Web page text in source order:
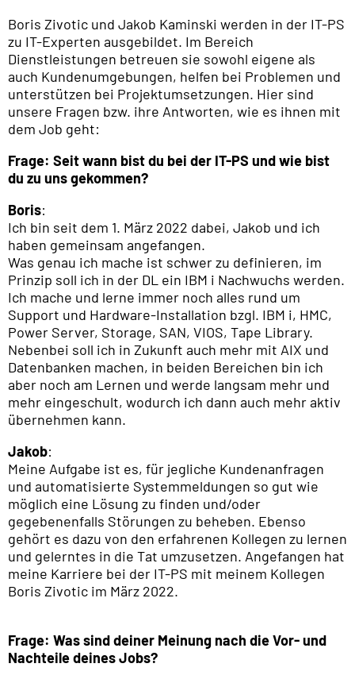
Boris Zivotic und Jakob Kaminski werden in der IT-PS
zu IT-Experten ausgebildet. Im Bereich
Dienstleistungen betreuen sie sowohl eigene als
auch Kundenumgebungen, helfen bei Problemen und
unterstützen bei Projektumsetzungen. Hier sind
unsere Fragen bzw. ihre Antworten, wie es ihnen mit
dem Job geht:
Frage: Seit wann bist du bei der IT-PS und wie bist
du zu uns gekommen?
Boris:
Ich bin seit dem 1. März 2022 dabei, Jakob und ich
haben gemeinsam angefangen.
Was genau ich mache ist schwer zu definieren, im
Prinzip soll ich in der DL ein IBM i Nachwuchs werden.
Ich mache und lerne immer noch alles rund um
Support und Hardware-Installation bzgl. IBM i, HMC,
Power Server, Storage, SAN, VIOS, Tape Library.
Nebenbei soll ich in Zukunft auch mehr mit AIX und
Datenbanken machen, in beiden Bereichen bin ich
aber noch am Lernen und werde langsam mehr und
mehr eingeschult, wodurch ich dann auch mehr aktiv
übernehmen kann.
Jakob:
Meine Aufgabe ist es, für jegliche Kundenanfragen
und automatisierte Systemmeldungen so gut wie
möglich eine Lösung zu finden und/oder
gegebenenfalls Störungen zu beheben. Ebenso
gehört es dazu von den erfahrenen Kollegen zu lernen
und gelerntes in die Tat umzusetzen. Angefangen hat
meine Karriere bei der IT-PS mit meinem Kollegen
Boris Zivotic im März 2022.
Frage: Was sind deiner Meinung nach die Vor- und
Nachteile deines Jobs?